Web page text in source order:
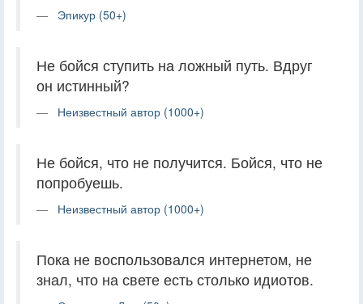
Эпикур (50+)
Не бойся ступить на ложный путь. Вдруг
он истинный?
Неизвестный автор (1000+)
Не бойся, что не получится. Бойся, что не
попробуешь.
Неизвестный автор (1000+)
Пока не воспользовался интернетом, не
знал, что на свете есть столько идиотов.